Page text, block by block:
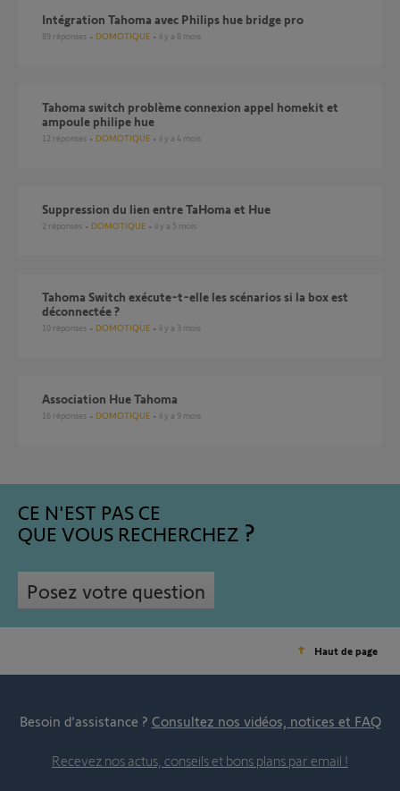
Intégration Tahoma avec Philips hue bridge pro
89 réponses DOMOTIQUE il y a 8 mois
Tahoma switch problème connexion appel homekit et
ampoule philipe hue
12 réponses DOMOTIQUE il y a 4 mois
Suppression du lien entre TaHoma et Hue
2 réponses DOMOTIQUE il y a 5 mois
Tahoma Switch exécute-t-elle les scénarios si la box est
déconnectée ?
10 réponses DOMOTIQUE il y a 3 mois
Association Hue Tahoma
16 réponses DOMOTIQUE il y a 9 mois
CE N'EST PAS CE
QUE VOUS RECHERCHEZ
Posez votre question
Haut de page
Besoin d’assistance ? Consultez nos vidéos, notices et FAQ
Recevez nos actus, conseils et bons plans par email !